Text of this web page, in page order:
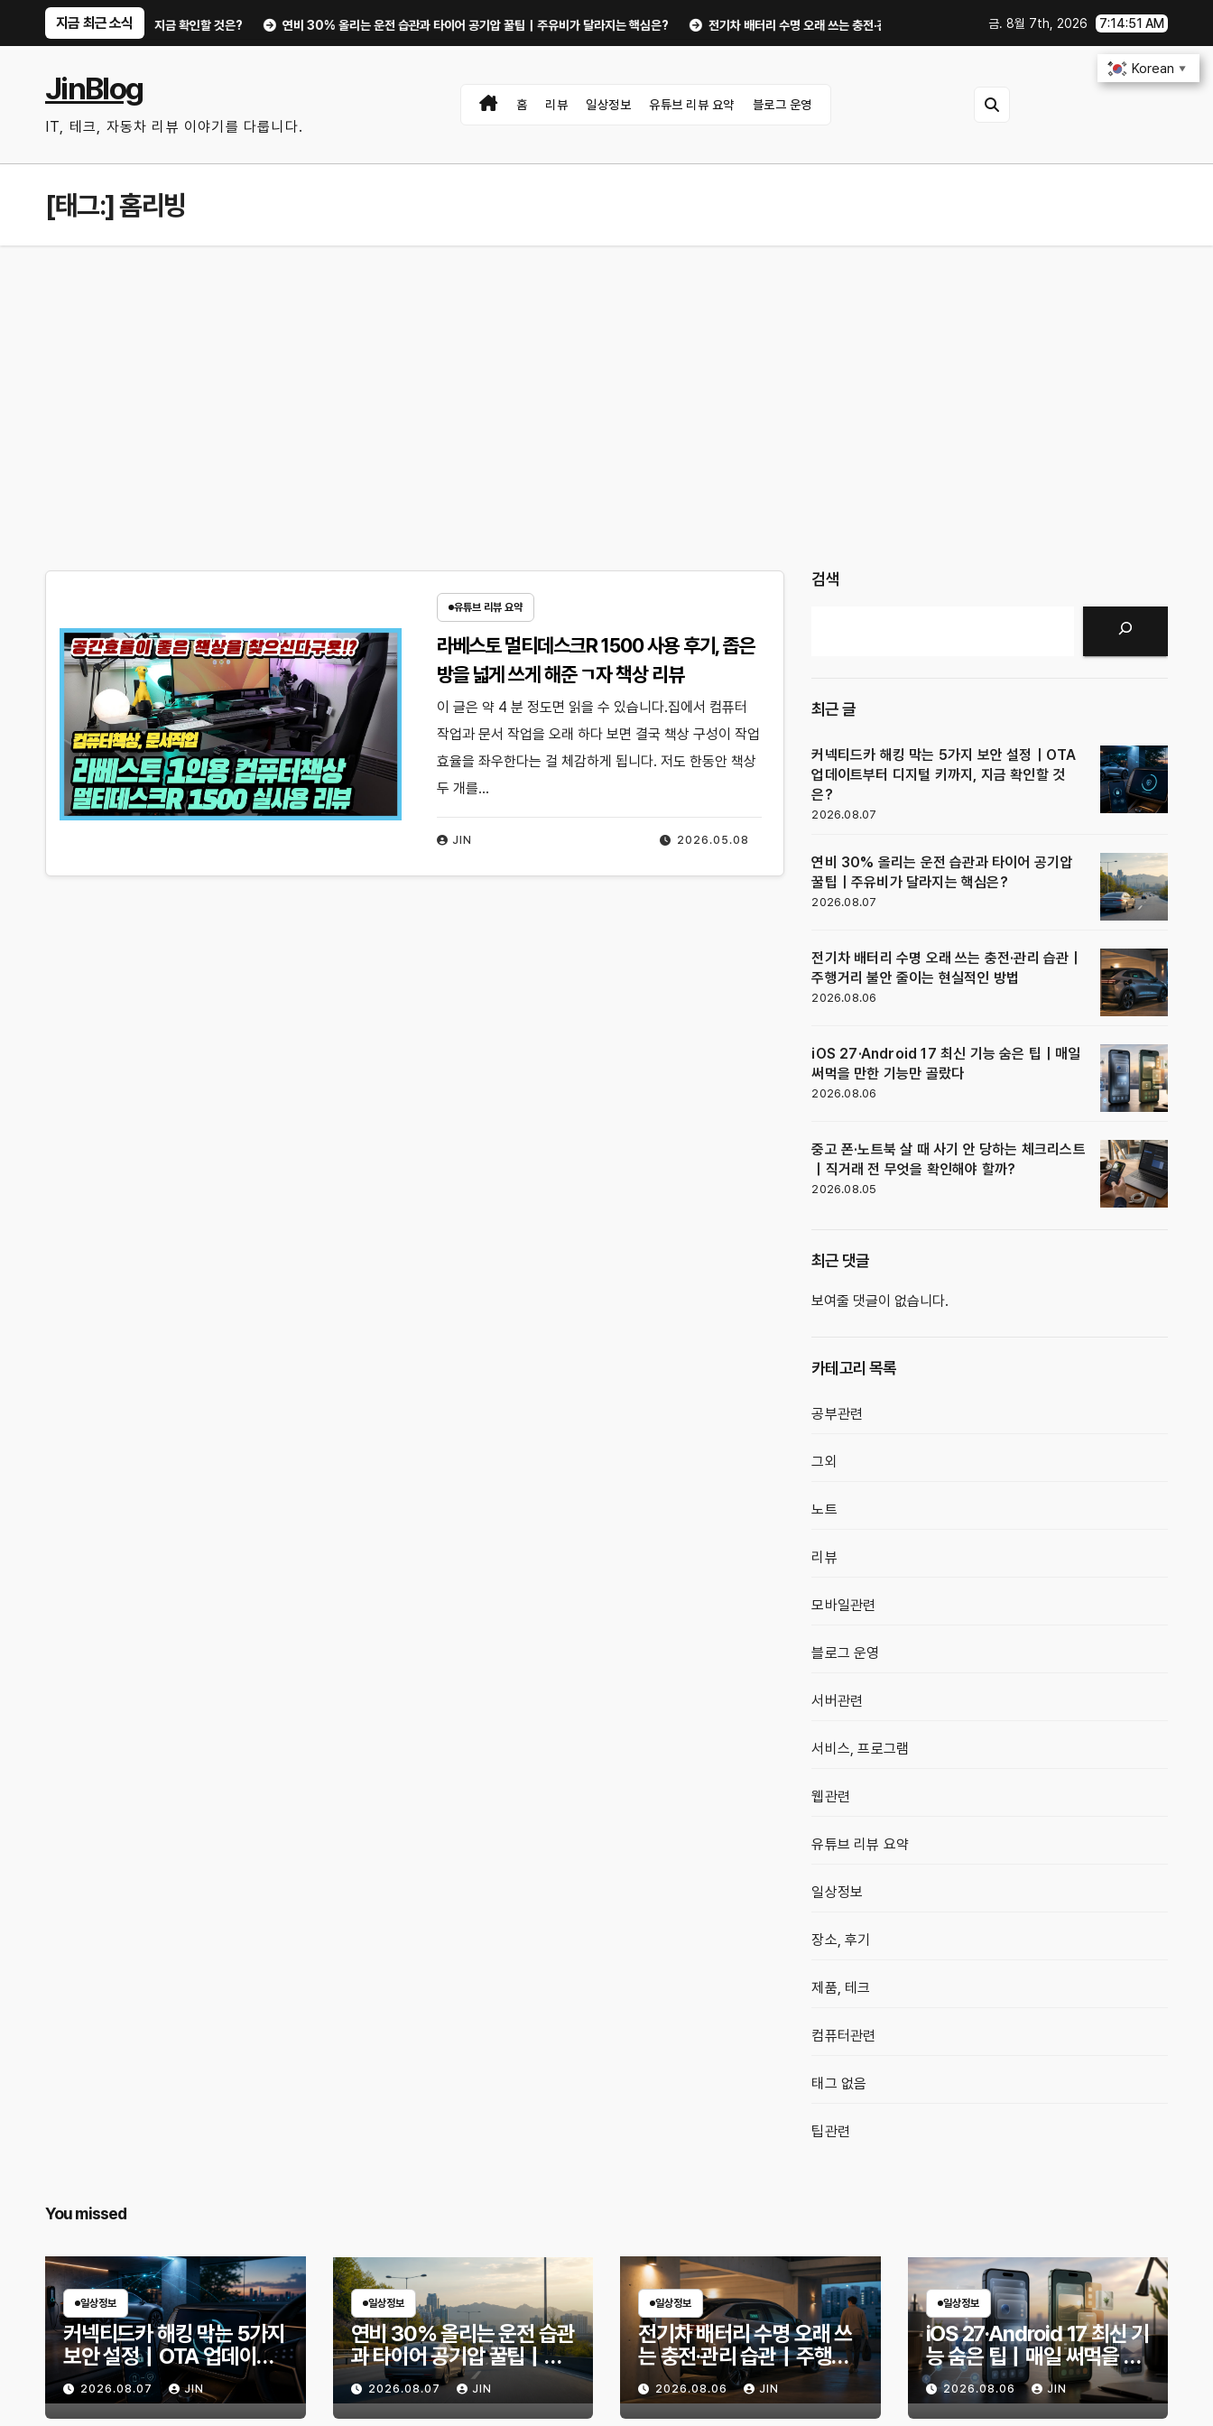
지금 최근 소식
부터 디지털 키까지, 지금 확인할 것은? 연비 30% 올리는 운전 습관과 타이어 공기압 꿀팁｜주유비가 달라지는 핵심은? 전기차 배터리 수명 오래 쓰는 충전·관리 습관｜주행거리 불안 줄이는 현실적인 방법 iOS 27·Android 17
금. 8월 7th, 2026 7:14:51 AM
JinBlog
IT, 테크, 자동차 리뷰 이야기를 다룹니다.
홈 리뷰 일상정보 유튜브 리뷰 요약 블로그 운영
[태그:]홈리빙
유튜브 리뷰 요약
라베스토 멀티데스크R 1500 사용 후기, 좁은
방을 넓게 쓰게 해준 ㄱ자 책상 리뷰
2026.05.08
JIN
이 글은 약 4 분 정도면 읽을 수 있습니다.집에서 컴퓨터
작업과 문서 작업을 오래 하다 보면 결국 책상 구성이 작업
효율을 좌우한다는 걸 체감하게 됩니다. 저도 한동안 책상
두 개를…
검색
최근 글
커넥티드카 해킹 막는 5가지 보안 설정｜OTA
업데이트부터 디지털 키까지, 지금 확인할 것
은?
2026.08.07
연비 30% 올리는 운전 습관과 타이어 공기압
꿀팁｜주유비가 달라지는 핵심은?
2026.08.07
전기차 배터리 수명 오래 쓰는 충전·관리 습관｜
주행거리 불안 줄이는 현실적인 방법
2026.08.06
iOS 27·Android 17 최신 기능 숨은 팁｜매일
써먹을 만한 기능만 골랐다
2026.08.06
중고 폰·노트북 살 때 사기 안 당하는 체크리스트
｜직거래 전 무엇을 확인해야 할까?
2026.08.05
최근 댓글
보여줄 댓글이 없습니다.
카테고리 목록
공부관련
그외
노트
리뷰
모바일관련
블로그 운영
서버관련
서비스, 프로그램
웹관련
유튜브 리뷰 요약
일상정보
장소, 후기
제품, 테크
컴퓨터관련
태그 없음
팁관련
You missed
일상정보
커넥티드카 해킹 막는 5가지
보안 설정｜OTA 업데이트
부터 디지털 키까지, 지금 확
인할 것은?
2026.08.07 JIN
일상정보
연비 30% 올리는 운전 습관
과 타이어 공기압 꿀팁｜주
유비가 달라지는 핵심은?
2026.08.07 JIN
일상정보
전기차 배터리 수명 오래 쓰
는 충전·관리 습관｜주행거
리 불안 줄이는 현실적인 방
법2026.08.06 JIN
일상정보
iOS 27·Android 17 최신 기
능 숨은 팁｜매일 써먹을 만
한 기능만 골랐다
2026.08.06 JIN
Korean ▼